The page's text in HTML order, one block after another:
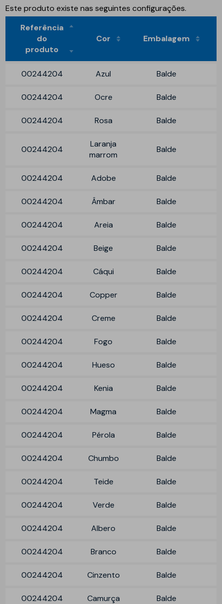
Este produto existe nas seguintes configurações.
Referência
do
produto
Cor Embalagem
00244204 Azul Balde
00244204 Ocre Balde
00244204 Rosa Balde
00244204
Laranja
marrom
Balde
00244204 Adobe Balde
00244204 Âmbar Balde
00244204 Areia Balde
00244204 Beige Balde
00244204 Cáqui Balde
00244204 Copper Balde
00244204 Creme Balde
00244204 Fogo Balde
00244204 Hueso Balde
00244204 Kenia Balde
00244204 Magma Balde
00244204 Pérola Balde
00244204 Chumbo Balde
00244204 Teide Balde
00244204 Verde Balde
00244204 Albero Balde
00244204 Branco Balde
00244204 Cinzento Balde
00244204 Camurça Balde